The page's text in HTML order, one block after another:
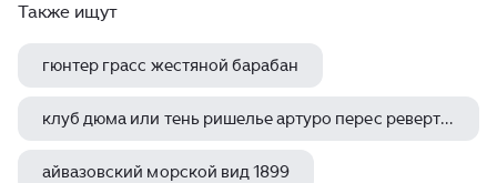
Также ищут
гюнтер грасс жестяной барабан
клуб дюма или тень ришелье артуро перес реверте книга
айвазовский морской вид 1899